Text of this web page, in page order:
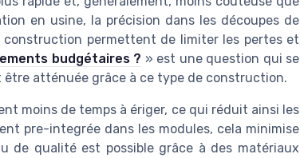
en usine, la précision dans les découpes de
construction permettent de limiter les pertes et
budgétaires ? » est une question qui se
atténuée grâce à ce type de construction.
moins de temps à ériger, ce qui réduit ainsi les
pre-integrée dans les modules, cela minimise
de qualité est possible grâce à des matériaux